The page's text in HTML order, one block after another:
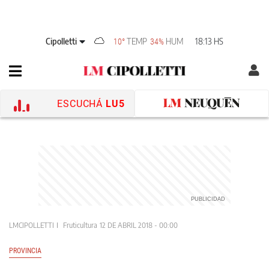
Cipolletti 10° TEMP 34% HUM 18:13 HS
ESCUCHÁ LU5
LMCIPOLLETTI Fruticultura 12 DE ABRIL 2018 - 00:00
PROVINCIA